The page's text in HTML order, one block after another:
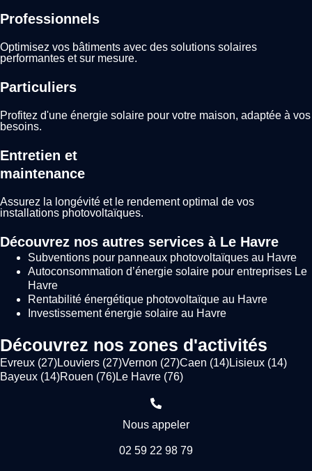
Professionnels
Optimisez vos bâtiments avec des solutions solaires
performantes et sur mesure.
Particuliers
Profitez d'une énergie solaire pour votre maison, adaptée à vos
besoins.
Entretien et
maintenance
Assurez la longévité et le rendement optimal de vos
installations photovoltaïques.
Découvrez nos autres services à Le Havre
Subventions pour panneaux photovoltaïques au Havre
Autoconsommation d’énergie solaire pour entreprises Le
Havre
Rentabilité énergétique photovoltaïque au Havre
Investissement énergie solaire au Havre
Découvrez nos zones d'activités
Evreux (27)Louviers (27)Vernon (27)Caen (14)Lisieux (14)
Bayeux (14)Rouen (76)Le Havre (76)
Nous appeler
02 59 22 98 79